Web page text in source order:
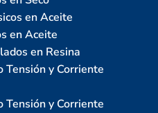
en Aceite
en Aceite
en Resina
Tensión y Corriente
Tensión y Corriente